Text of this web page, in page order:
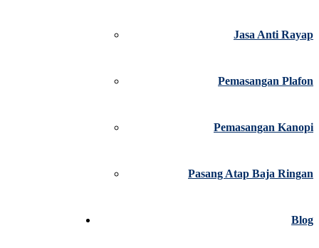
Jasa Anti Rayap
Pemasangan Plafon
Pemasangan Kanopi
Pasang Atap Baja Ringan
Blog